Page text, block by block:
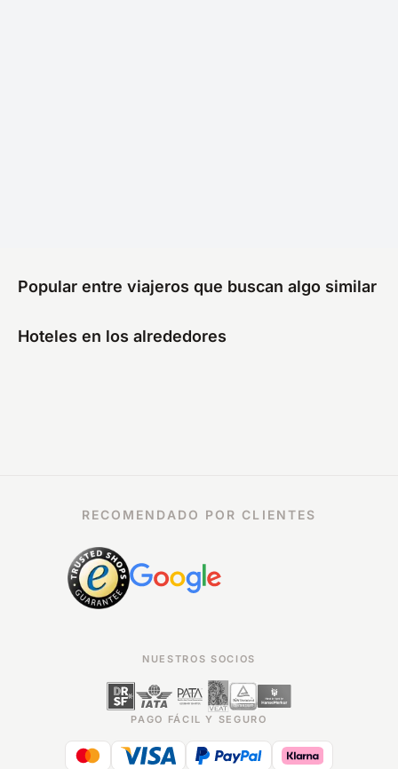
Popular entre viajeros que buscan algo similar
Hoteles en los alrededores
RECOMENDADO POR CLIENTES
NUESTROS SOCIOS
PAGO FÁCIL Y SEGURO